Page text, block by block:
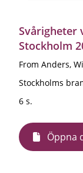
Svårigheter
Stockholm
From Anders,
Stockholms
6 s.
Öppna